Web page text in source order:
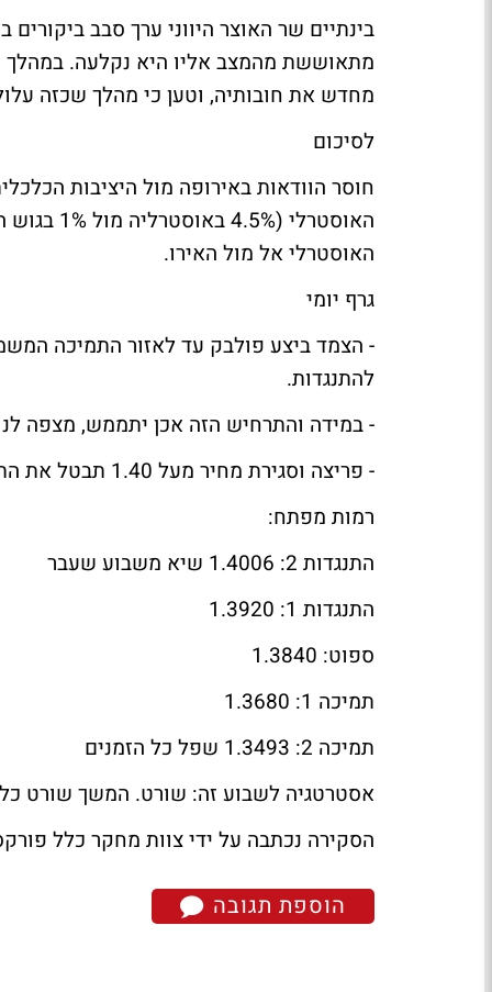
בינתיים שר האוצר היווני ערך סבב
מתאוששת מהמצב אליו היא נקלעה. במהלך
מחדש את חובותיה, וטען כי מהלך שכזה
לסיכום
חוסר הוודאות באירופה מול היציבות
האוסטרלי אל מול האירו.
גרף יומי
להתנגדות.
- במידה והתרחיש הזה אכן יתממש, מצפה לנו
- פריצה וסגירת מחיר מעל 1.40 תבטל את התרחיש הדובי.
רמות מפתח:
התנגדות 2: 1.4006 שיא משבוע שעבר
התנגדות 1: 1.3920
ספוט: 1.3840
תמיכה 1: 1.3680
תמיכה 2: 1.3493 שפל כל הזמנים
אסטרטגיה לשבוע זה: שורט. המשך שורט כל עוד הצמד
הסקירה נכתבה על ידי צוות מחקר כלל
הוספת תגובה